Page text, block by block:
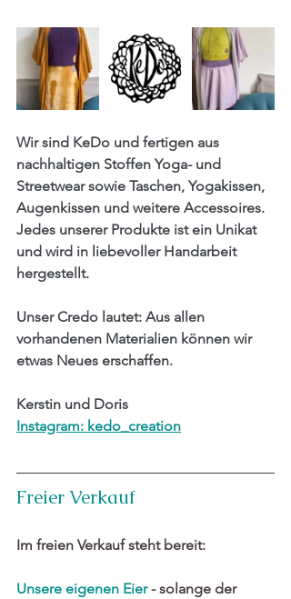
Wir sind KeDo und fertigen aus
nachhaltigen Stoffen Yoga- und
Streetwear sowie Taschen, Yogakissen,
Augenkissen und weitere Accessoires.
Jedes unserer Produkte ist ein Unikat
und wird in liebevoller Handarbeit
hergestellt.
Unser Credo lautet: Aus allen
vorhandenen Materialien können wir
etwas Neues erschaffen.
Kerstin und Doris
Instagram: kedo_creation
Freier Verkauf
Im freien Verkauf steht bereit:
Unsere eigenen Eier - solange der